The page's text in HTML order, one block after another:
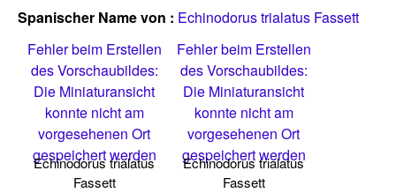
Spanischer Name von : Echinodorus trialatus Fassett
Fehler beim Erstellen
des Vorschaubildes:
Die Miniaturansicht
konnte nicht am
vorgesehenen Ort
gespeichert werden
Echinodorus trialatus
Fassett
Fehler beim Erstellen
des Vorschaubildes:
Die Miniaturansicht
konnte nicht am
vorgesehenen Ort
gespeichert werden
Echinodorus trialatus
Fassett